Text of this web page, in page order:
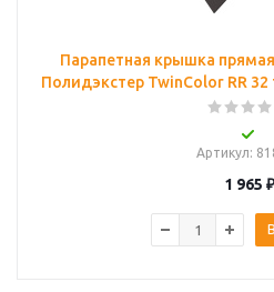
Парапетная крышка
Полидэкстер TwinColor RR
Артикул:
1 965 ₽